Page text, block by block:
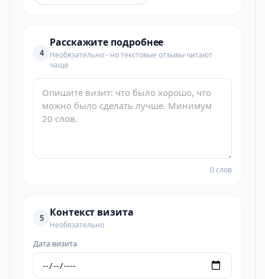
4
Расскажите подробнее
Необязательно - но текстовые отзывы читают
чаще
0 слов
5 Контекст визита
Необязательно
Дата визита